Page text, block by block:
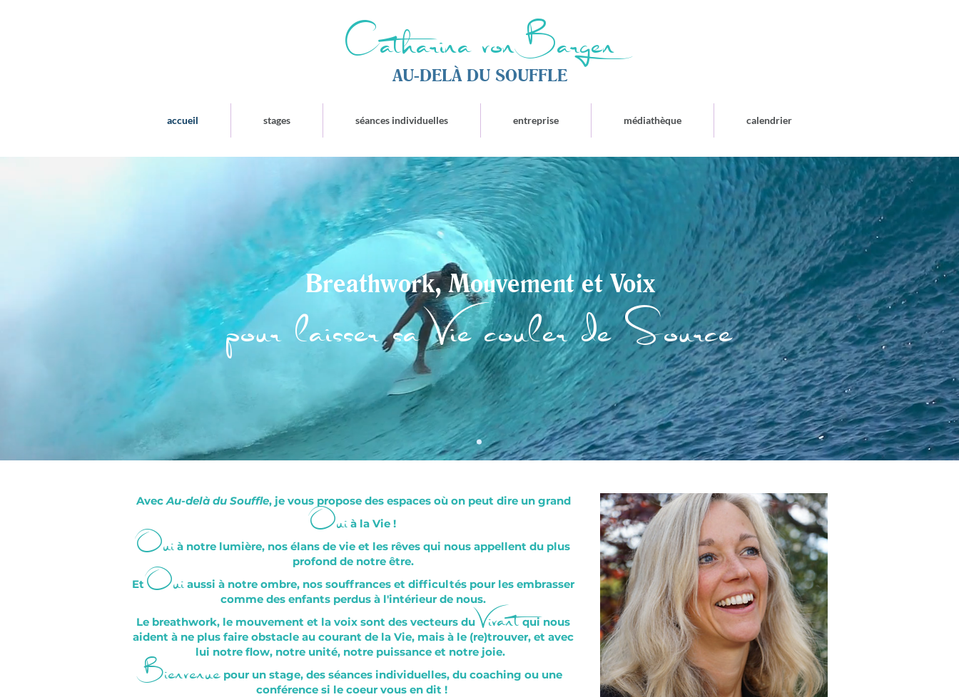
Catharina von Bargen
AU-DELÀ DU SOUFFLE
accueil stages séances individuelles entreprise médiathèque calendrier
pour laisser sa Vie couler de Source
Breathwork, Mouvement et Voix
AvecAu-delà du Souffle, je vous propose des espaces où on peut dire un grand
Oui à la Vie !
Ouià notre lumière, nos élans de vie et les rêves qui nous appellent du plus
profond de notre être.
Et Oui aussi à notre ombre, nos souffrances et difficultés pour les embrasser
comme des enfants perdus à l'intérieur de nous.
Le breathwork, le mouvement et la voix sont des vecteurs du Vivantqui nous
aident à ne plus faire obstacle au courant de la Vie, mais à le (re)trouver, et avec
lui notre flow, notre unité, notre puissance et notre joie.
Bienvenue pour un stage, des séances individuelles, du coaching ou une
conférence si le coeur vous en dit !